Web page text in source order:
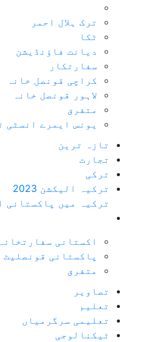
ترک ہلال احمر
ٹکا
دیانت فاؤنڈیشن
سفارتکار
کراچی قونصل خانہ
لاہور قونصل خانہ
متفرق
یونس ایمرے انسٹی
تازہ ترین
تجارت
ترکی
ترکیہ الیکشن 2023
ترکیہ میں پاکستانی
اکستانی
پاکستانی
متفرق
تصاویر
تعلیم
تعلیمی سرگرمیاں
ٹیکنالوجی